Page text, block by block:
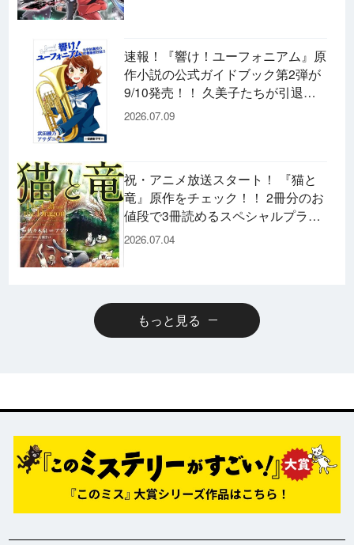
速報！『響け！ユーフォニアム』原
作小説の公式ガイドブック第2弾が
9/10発売！！ 久美子たちが引退し
た後の書き下ろし小説など充実の内
2026.07.09
祝・アニメ放送スタート！ 『猫と
竜』原作をチェック！！ 2冊分のお
値段で3冊読めるスペシャルプライ
スパックのコミックスも発売！
2026.07.04
もっと見る